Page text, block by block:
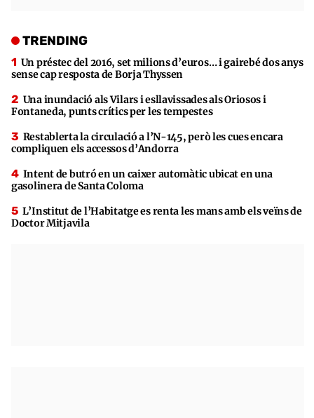
TRENDING
Un préstec del 2016, set milions d’euros… i gairebé dos anys
sense cap resposta de Borja Thyssen
Una inundació als Vilars i esllavissades als Oriosos i
Fontaneda, punts crítics per les tempestes
Restablerta la circulació a l’N-145, però les cues encara
compliquen els accessos d’Andorra
Intent de butró en un caixer automàtic ubicat en una
gasolinera de Santa Coloma
L’Institut de l’Habitatge es renta les mans amb els veïns de
Doctor Mitjavila